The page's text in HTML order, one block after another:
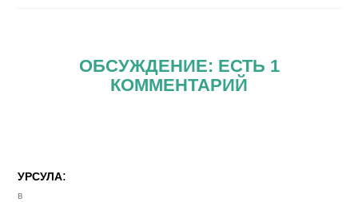
ОБСУЖДЕНИЕ: ЕСТЬ 1
КОММЕНТАРИЙ
УРСУЛА:
в